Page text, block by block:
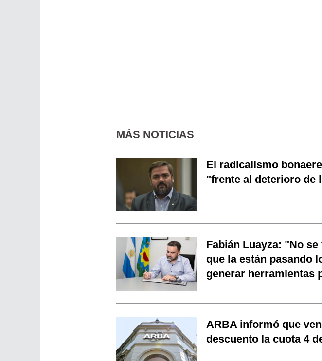
MÁS NOTICIAS
El radicalismo
"frente al deterioro de
Fabián Luayza: "No
que la están pasando
generar herramientas
ARBA informó que
descuento la cuota 4